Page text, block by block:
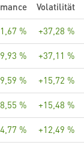
Volatilität
% +37,28 %
% +37,11 %
% +15,72 %
% +15,48 %
% +12,49 %